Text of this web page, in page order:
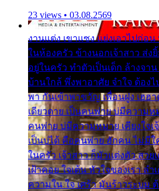
23 views • 03.08.2569
งานแต่ง เขาแซง แย่งเอาไปก่อ
ในห้องครัว ข้างนอกเจ้าสาว ส่ง
อยู่ในครัว ทำตัวเป็นเด็ก ล้างจา
บ้านใกล้ พึ่งพาอาศัย จำใจ ต้องไ
พา กันเข้าพาขวัญ เพื่อนฝูง เฮฮ
เดียวดาย เป็นคนพ่าย บ่มีความห
คนพ่าย บ่มีความหมาย เคียงใจเ
เป็นบ่ได้ คือคนพ่าย ฮักคน ไม่มีใ
ในครัว เจ้าสาว ก็มัวแต่งตัว สวย
เฝ้าคอย ใจเต้น หัวใจของเรา ล
ความใน ใจ เศร้า มันร้าวระบม